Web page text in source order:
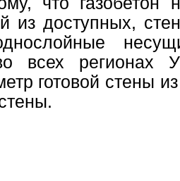
из доступных,
всех регионах
готовой стены